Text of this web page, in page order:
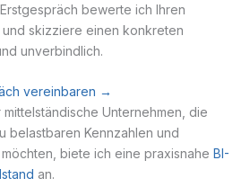
bewerte ich Ihren
skizziere einen konkreten
unverbindlich.
vereinbaren →
mittelständische Unternehmen, die
belastbaren Kennzahlen und
biete ich eine praxisnahe BI-
an.